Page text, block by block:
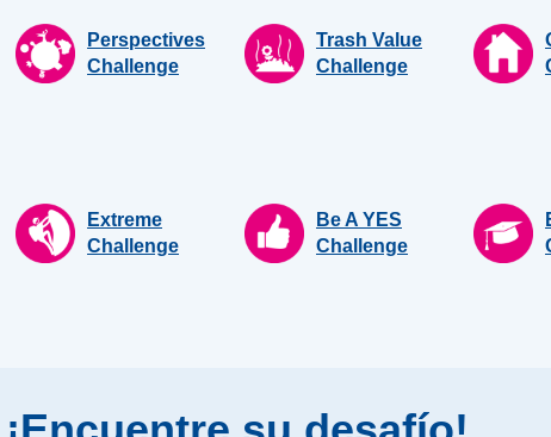
Perspectives
Challenge
Trash Value
Challenge
Extreme
Challenge
Be A YES
Challenge